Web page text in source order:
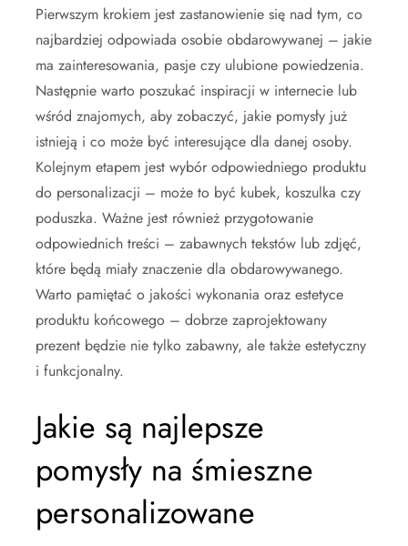
Pierwszym krokiem jest zastanowienie się nad tym, co
najbardziej odpowiada osobie obdarowywanej – jakie
ma zainteresowania, pasje czy ulubione powiedzenia.
Następnie warto poszukać inspiracji w internecie lub
wśród znajomych, aby zobaczyć, jakie pomysły już
istnieją i co może być interesujące dla danej osoby.
Kolejnym etapem jest wybór odpowiedniego produktu
do personalizacji – może to być kubek, koszulka czy
poduszka. Ważne jest również przygotowanie
odpowiednich treści – zabawnych tekstów lub zdjęć,
które będą miały znaczenie dla obdarowywanego.
Warto pamiętać o jakości wykonania oraz estetyce
produktu końcowego – dobrze zaprojektowany
prezent będzie nie tylko zabawny, ale także estetyczny
i funkcjonalny.
Jakie są najlepsze
pomysły na śmieszne
personalizowane